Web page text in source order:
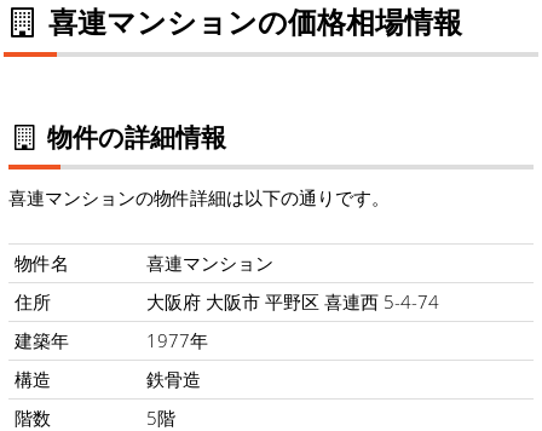
喜連マンションの価格相場情報
物件の詳細情報
喜連マンションの物件詳細は以下の通りです。
物件名
喜連マンション
住所
大阪府 大阪市 平野区 喜連西 5-4-74
建築年
1977年
構造
鉄骨造
階数
5階